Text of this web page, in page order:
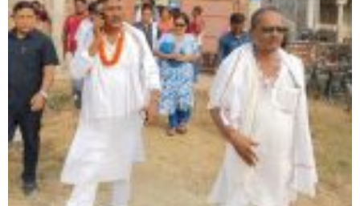
सिराहा-२ मा संजय यादव भिड्ने !
रक्तदान सेवामा जिल्लामै दोस्रो स्थान ल्याएकोमा जनमत नेताद्वय